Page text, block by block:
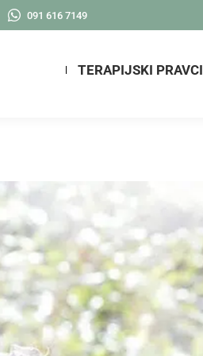
091 616 7149
TERAPIJSKI PRAVCI